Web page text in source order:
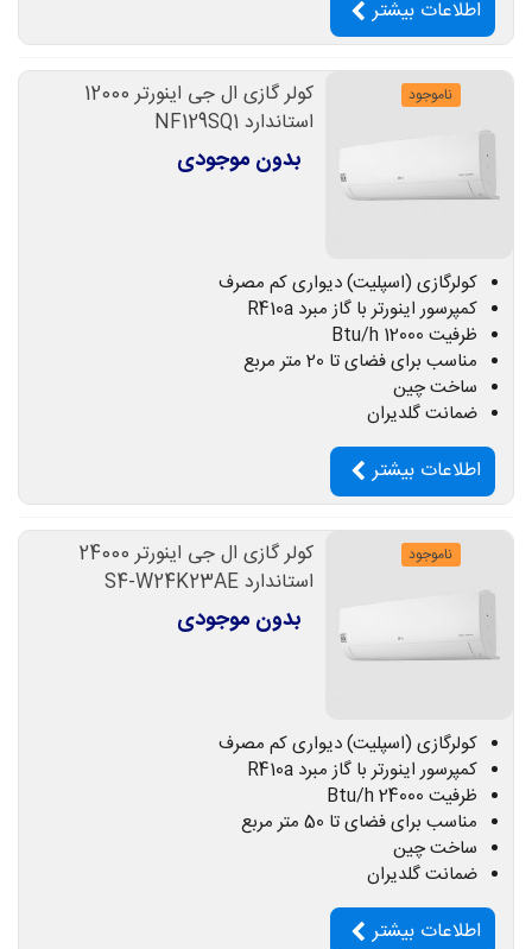
اطلاعات بیشتر
ناموجود
کولر گازی ال جی اینورتر 12000
استاندارد NF129SQ1
بدون موجودی
کولرگازی (اسپلیت) دیواری کم مصرف
کمپرسور اینورتر با گاز مبرد R410a
ظرفیت 12000 Btu/h
مناسب برای فضای تا 20 متر مربع
ساخت چین
ضمانت گلدیران
اطلاعات بیشتر
ناموجود
کولر گازی ال جی اینورتر 24000
استاندارد S4-W24K23AE
بدون موجودی
کولرگازی (اسپلیت) دیواری کم مصرف
کمپرسور اینورتر با گاز مبرد R410a
ظرفیت 24000 Btu/h
مناسب برای فضای تا 50 متر مربع
ساخت چین
ضمانت گلدیران
اطلاعات بیشتر